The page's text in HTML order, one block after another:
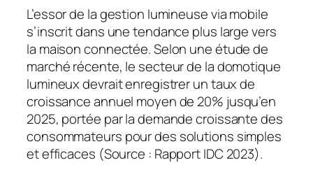
L’essor de la gestion lumineuse via mobile
s’inscrit dans une tendance plus large vers
la maison connectée. Selon une étude de
marché récente, le secteur de la domotique
lumineux devrait enregistrer un taux de
croissance annuel moyen de 20% jusqu’en
2025, portée par la demande croissante des
consommateurs pour des solutions simples
et efficaces (Source : Rapport IDC 2023).